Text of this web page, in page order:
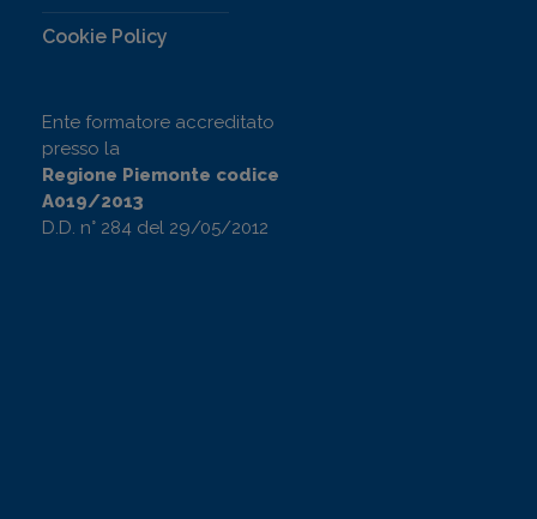
Cookie Policy
Ente formatore accreditato
presso la
Regione Piemonte codice
A019/2013
D.D. n° 284 del 29/05/2012